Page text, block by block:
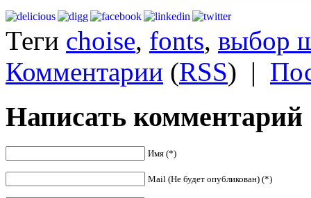
Теги choise, fonts, выбор
Комментарии (RSS) |
Написать комментарий
Имя (*)
Mail (Не будет опубликован) (*)